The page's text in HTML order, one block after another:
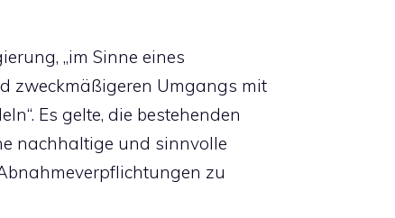
„im Sinne eines
zweckmäßigeren Umgangs mit
Es gelte, die bestehenden
nachhaltige und sinnvolle
zu